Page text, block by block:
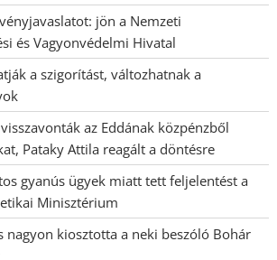
jön a Nemzeti
és Vagyonvédelmi Hivatal
a szigorítást, változhatnak a
az Eddának közpénzből
Pataky Attila reagált a döntésre
gyanús ügyek miatt tett feljelentést a
Minisztérium
nagyon kiosztotta a neki beszóló Bohár